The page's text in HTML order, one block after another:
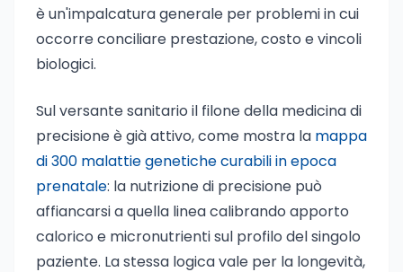
è un'impalcatura generale per problemi in cui
occorre conciliare prestazione, costo e vincoli
biologici.
Sul versante sanitario il filone della medicina di
precisione è già attivo, come mostra la mappa
di 300 malattie genetiche curabili in epoca
prenatale: la nutrizione di precisione può
affiancarsi a quella linea calibrando apporto
calorico e micronutrienti sul profilo del singolo
paziente. La stessa logica vale per la longevità,